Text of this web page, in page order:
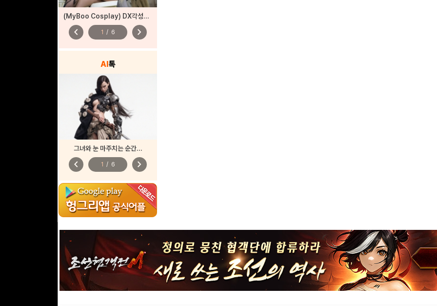
(MyBoo Cosplay) DX각성자들 드래곤 각성
chevron_left 1 / 6 chevron_right
AI톡
그녀와 눈 마주치는 순간...
chevron_left 1 / 6 chevron_right